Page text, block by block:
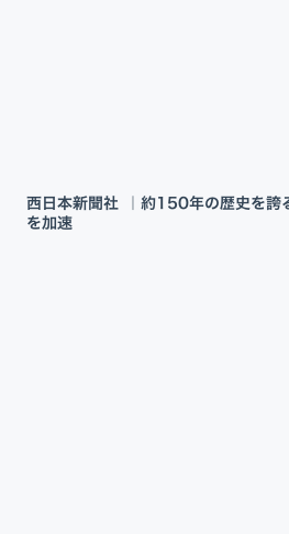
西日本新聞社 ｜約150年の歴史を誇
を加速